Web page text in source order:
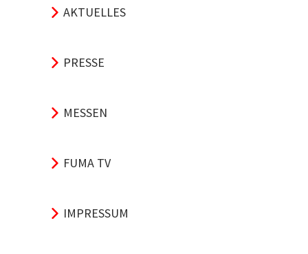
AKTUELLES
PRESSE
MESSEN
FUMA TV
IMPRESSUM